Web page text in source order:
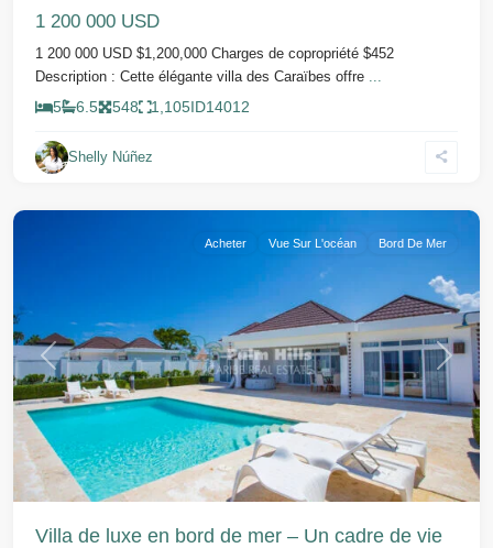
1 200 000 USD
1 200 000 USD $1,200,000 Charges de copropriété $452
Description : Cette élégante villa des Caraïbes offre
5 6.5 548 1,105ID14012
Shelly Núñez
Précédent Suivant
Acheter Vue Sur L'océan Bord De Mer
Villa de luxe en bord de mer – Un cadre de vie